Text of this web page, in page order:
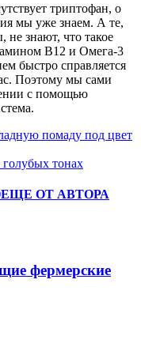
триптофан, о
мы уже знаем. А те,
не знают, что такое
В12 и Омега-3
быстро справляется
Поэтому мы сами
с помощью
помаду под цвет
тонах
ЕЩЕ ОТ АВТОРА
фермерские